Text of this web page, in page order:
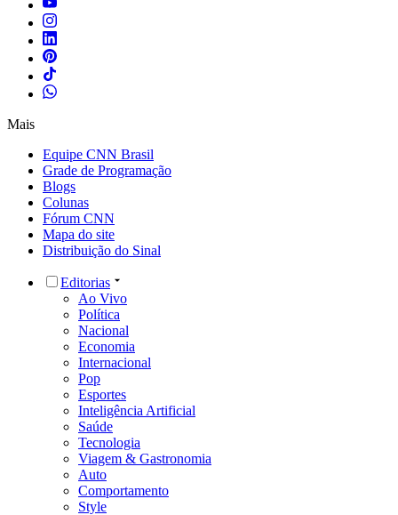
Mais
Equipe CNN Brasil
Grade de Programação
Blogs
Colunas
Fórum CNN
Mapa do site
Distribuição do Sinal
Editorias
Ao Vivo
Política
Nacional
Economia
Internacional
Pop
Esportes
Inteligência Artificial
Saúde
Tecnologia
Viagem & Gastronomia
Auto
Comportamento
Style